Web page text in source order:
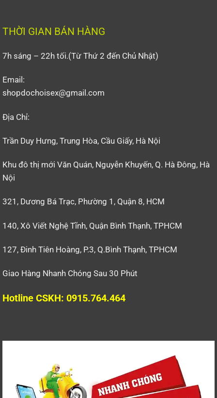
THỜI GIAN BÁN HÀNG
7h sáng – 22h tối.(Từ Thứ 2 đến Chủ Nhật)
Email:
shopdochoisex@gmail.com
Địa Chỉ:
Trần Duy Hưng, Trung Hòa, Cầu Giấy, Hà Nội
Khu đô thị mới Văn Quán, Nguyễn Khuyến, Q. Hà Đông, Hà
Nội
321, Dương Bá Trạc, Phường 1, Quận 8, HCM
140, Xô Viết Nghệ Tĩnh, Quận Bình Thạnh, TPHCM
127, Đinh Tiên Hoàng, P.3, Q.Bình Thạnh, TPHCM
Giao Hàng Nhanh Chóng Sau 30 Phút
Hotline CSKH: 0915.764.464